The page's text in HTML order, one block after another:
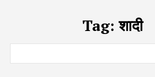
Tag:शादी